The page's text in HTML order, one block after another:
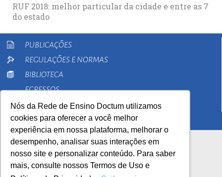
Nós da Rede de Ensino Doctum utilizamos
cookies para oferecer a você melhor
experiência em nossa plataforma, melhorar o
desempenho, analisar suas interações em
nosso site e personalizar conteúdo. Para saber
mais, consulte nossos Termos de Uso e
RUF 2018: melhor particular da cidade e entre as 7
do estado
PUBLICAÇÕES
REGULAÇÕES E NORMAS
BIBLIOTECA
EGRESSOS
PESQUISA
EXTENSÃO